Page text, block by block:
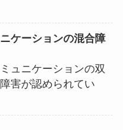
ケーションの混合障
ュニケーションの双
害が認められてい